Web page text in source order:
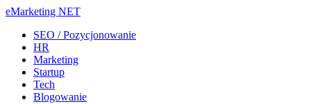
eMarketing NET
SEO / Pozycjonowanie
HR
Marketing
Startup
Tech
Blogowanie